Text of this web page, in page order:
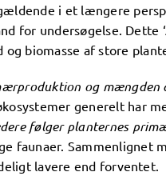
i et længere
for undersøgelse. Dette
biomasse af store
og mængden
generelt har
følger planternes
faunaer. Sammenlignet
lavere end forventet.